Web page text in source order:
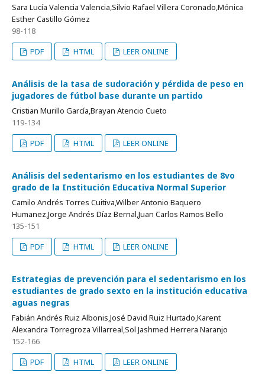
Sara Lucía Valencia Valencia,Silvio Rafael Villera Coronado,Mónica
Esther Castillo Gómez
98-118
PDF
HTML LEER ONLINE
Análisis de la tasa de sudoración y pérdida de peso en
jugadores de fútbol base durante un partido
Cristian Murillo García,Brayan Atencio Cueto
119-134
PDF
HTML LEER ONLINE
Análisis del sedentarismo en los estudiantes de 8vo
grado de la Institución Educativa Normal Superior
Camilo Andrés Torres Cuitiva,Wilber Antonio Baquero
Humanez,Jorge Andrés Díaz Bernal,Juan Carlos Ramos Bello
135-151
PDF
HTML LEER ONLINE
Estrategias de prevención para el sedentarismo en los
estudiantes de grado sexto en la institución educativa
aguas negras
Fabián Andrés Ruiz Albonis,José David Ruiz Hurtado,Karent
Alexandra Torregroza Villarreal,Sol Jashmed Herrera Naranjo
152-166
PDF
HTML LEER ONLINE